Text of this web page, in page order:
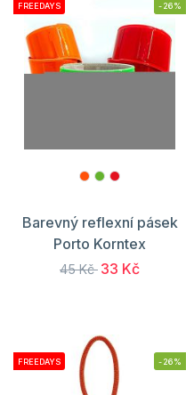
FREEDAYS -26%
Barevný reflexní pásek
Porto Korntex
45 Kč 33 Kč
FREEDAYS -26%